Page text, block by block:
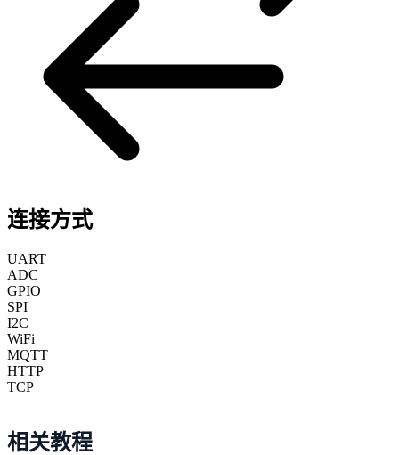
连接方式
UART
ADC
GPIO
SPI
I2C
WiFi
MQTT
HTTP
TCP
相关教程